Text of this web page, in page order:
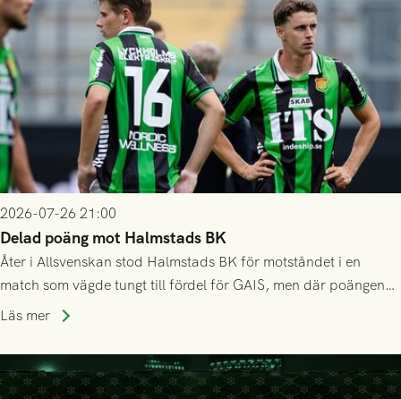
2026-07-26 21:00
Delad poäng mot Halmstads BK
Åter i Allsvenskan stod Halmstads BK för motståndet i en
match som vägde tungt till fördel för GAIS, men där poängen
delades efter dramatik på tilläggstid.
Läs mer